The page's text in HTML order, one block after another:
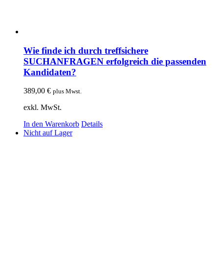
Wie finde ich durch treffsichere
SUCHANFRAGEN erfolgreich die passenden
Kandidaten?
389,00 € plus Mwst.
exkl. MwSt.
In den Warenkorb Details
Nicht auf Lager